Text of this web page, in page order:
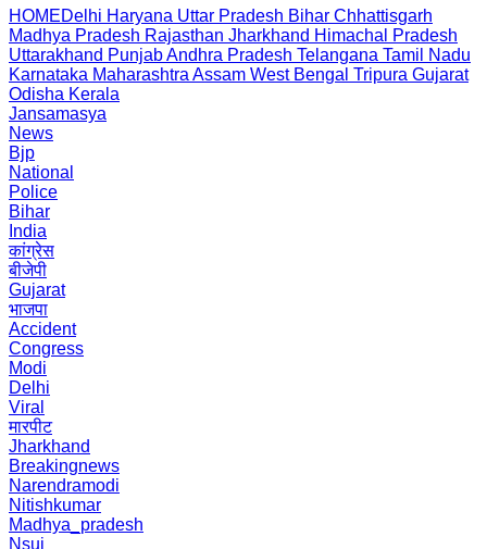
HOMEDelhi Haryana Uttar Pradesh Bihar Chhattisgarh
Madhya Pradesh Rajasthan Jharkhand Himachal Pradesh
Uttarakhand PunjabAndhra Pradesh Telangana Tamil Nadu
Karnataka Maharashtra Assam West Bengal Tripura Gujarat
Odisha Kerala
Jansamasya
News
Bjp
National
Police
Bihar
India
कांग्रेस
बीजेपी
Gujarat
भाजपा
Accident
Congress
Modi
Delhi
Viral
मारपीट
Jharkhand
Breakingnews
Narendramodi
Nitishkumar
Madhya_pradesh
Nsui